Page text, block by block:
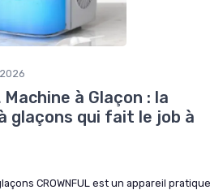
Machine à Glaçon : la
glaçons qui fait le job à
CROWNFUL est un appareil pratique